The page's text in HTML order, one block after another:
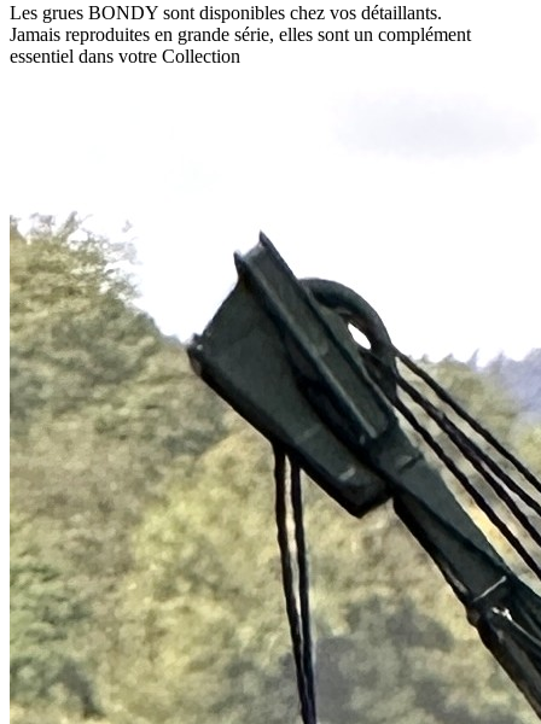
Les grues BONDY sont disponibles chez vos détaillants.
Jamais reproduites en grande série, elles sont un complément
essentiel dans votre Collection